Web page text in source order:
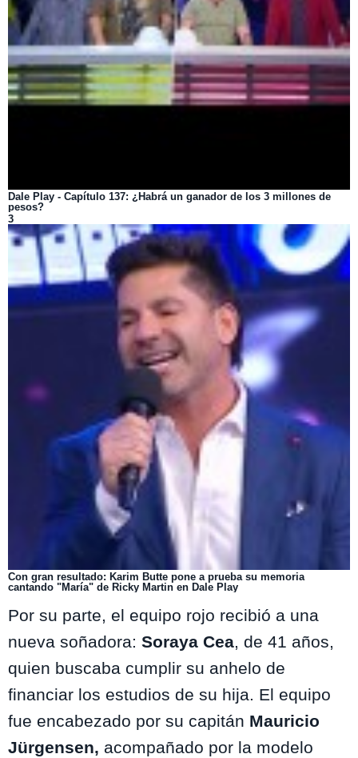
Dale Play - Capítulo 137: ¿Habrá un ganador de los 3 millones de
pesos?
3
Con gran resultado: Karim Butte pone a prueba su memoria
cantando "María" de Ricky Martin en Dale Play
Por su parte, el equipo rojo recibió a una
nueva soñadora: Soraya Cea, de 41 años,
quien buscaba cumplir su anhelo de
financiar los estudios de su hija. El equipo
fue encabezado por su capitán Mauricio
Jürgensen, acompañado por la modelo